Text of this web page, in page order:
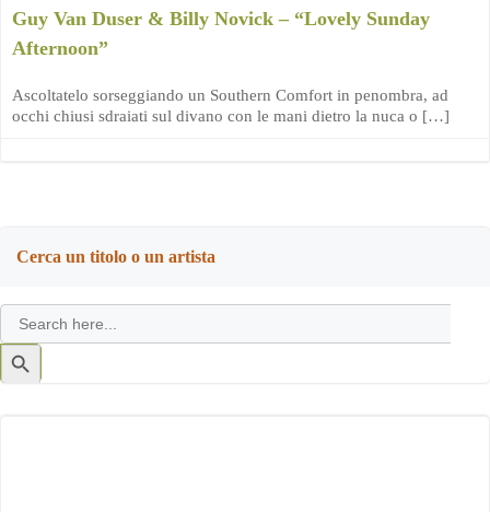
Guy Van Duser & Billy Novick – “Lovely Sunday
Afternoon”
Ascoltatelo sorseggiando un Southern Comfort in penombra, ad
occhi chiusi sdraiati sul divano con le mani dietro la nuca o […]
Cerca un titolo o un artista
Search
for:
Search
Button